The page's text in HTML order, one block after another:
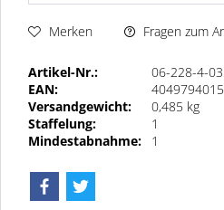
Merken Fragen zum
Artikel-Nr.:
06-228-4-03
EAN:
Versandgewicht:
0,485 kg
Staffelung:
1
Mindestabnahme:
1